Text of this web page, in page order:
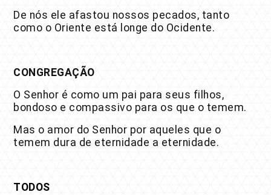
De nós ele afastou nossos pecados, tanto
como o Oriente está longe do Ocidente.
CONGREGAÇÃO
O Senhor é como um pai para seus filhos,
bondoso e compassivo para os que o temem.
Mas o amor do Senhor por aqueles que o
temem dura de eternidade a eternidade.
TODOS